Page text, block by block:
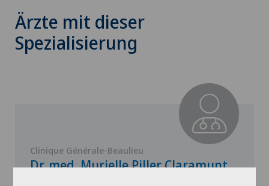
Ärzte mit dieser
Spezialisierung
Clinique Générale-Beaulieu
Dr. med. Murielle Piller Claramunt